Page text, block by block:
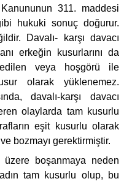
311. maddesi
hukuki sonuç doğurur.
Davalı- karşı davacı
erkeğin kusurlarını da
veya hoşgörü ile
olarak yüklenemez.
davalı-karşı davacı
olaylarda tam kusurlu
eşit kusurlu olarak
bozmayı gerektirmiştir.
üzere boşanmaya neden
tam kusurlu olup, bu